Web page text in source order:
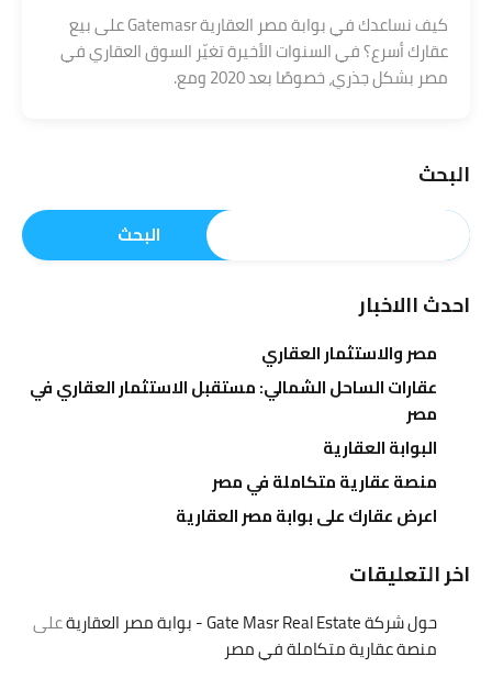
كيف نساعدك في بوابة مصر العقارية Gatemasr على بيع
عقارك أسرع؟ في السنوات الأخيرة تغيّر السوق العقاري في
مصر بشكل جذري، خصوصًا بعد 2020 ومع.
البحث
البحث
احدث االاخبار
مصر والاستثمار العقاري
عقارات الساحل الشمالي: مستقبل الاستثمار العقاري في
مصر
البوابة العقارية
منصة عقارية متكاملة في مصر
اعرض عقارك على بوابة مصر العقارية
اخر التعليقات
حول شركة Gate Masr Real Estate - بوابة مصر العقارية
على
منصة عقارية متكاملة في مصر